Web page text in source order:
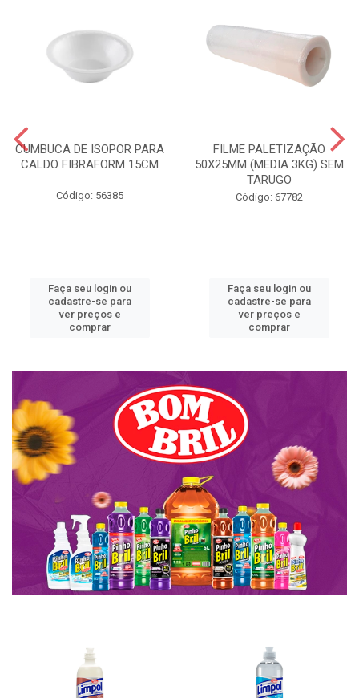
CUMBUCA DE ISOPOR PARA
CALDO FIBRAFORM 15CM
Código: 56385
Faça seu login ou
cadastre-se para
ver preços e
comprar
FILME PALETIZAÇÃO
50X25MM (MEDIA 3KG) SEM
TARUGO
Código: 67782
Faça seu login ou
cadastre-se para
ver preços e
comprar